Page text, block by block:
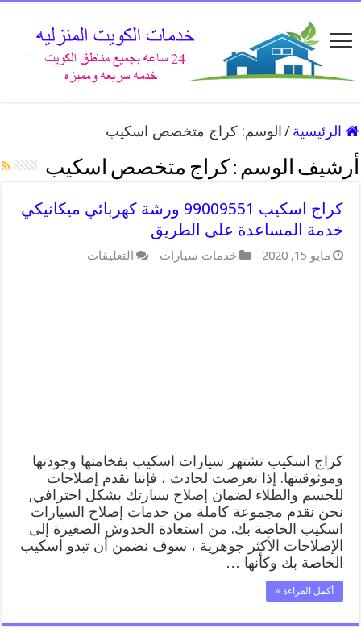
الرئيسية / الوسم:كراج متخصص اسكيب
أرشيف الوسم : كراج متخصص اسكيب
كراج اسكيب 99009551 ورشة كهربائي ميكانيكي
خدمة المساعدة على الطريق
مايو 15, 2020 خدمات سيارات التعليقات
كراج اسكيب تشتهر سيارات اسكيب بفخامتها وجودتها
وموثوقيتها. إذا تعرضت لحادث ، فإننا نقدم إصلاحات
للجسم والطلاء لضمان إصلاح سيارتك بشكل احترافي,
نحن نقدم مجموعة كاملة من خدمات إصلاح السيارات
اسكيب الخاصة بك. من استعادة الخدوش الصغيرة إلى
الإصلاحات الأكثر جوهرية ، سوف نضمن أن تبدو اسكيب
الخاصة بك وكأنها …
أكمل القراءة »